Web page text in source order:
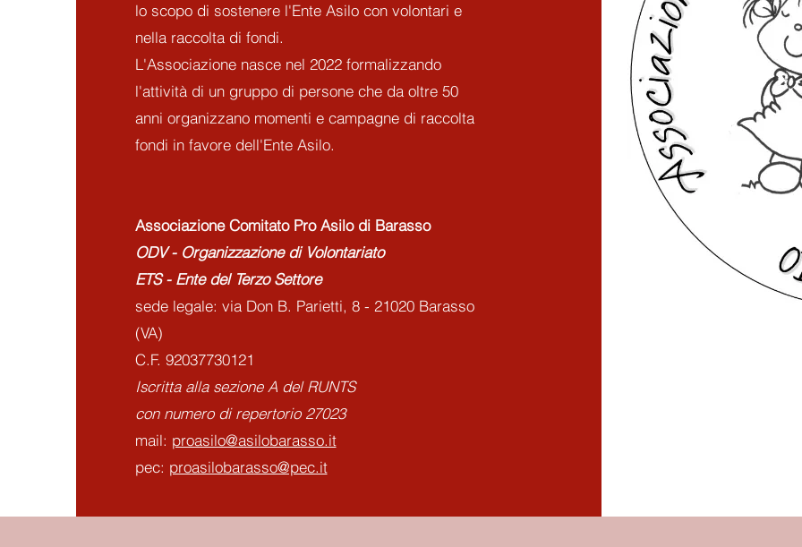
lo scopo di sostenerel'Ente Asilo con volontari e
nella raccolta di fondi.
L'Associazione nasce nel 2022 formalizzando
l'attività di un gruppo di persone che da oltre 50
anni organizzano momenti e campagne di raccolta
fondi in favore dell'Ente Asilo.
AssociazioneComitato Pro Asilo di Barasso
ODV - Organizzazione di Volontariato
ETS - Ente del Terzo Settore
sede legale: via Don B. Parietti, 8 - 21020 Barasso
(VA)
C.F. 92037730121
Iscritta alla sezione A del RUNTS
con numero di repertorio 27023
mail: proasilo@asilobarasso.it
pec: proasilobarasso@pec.it